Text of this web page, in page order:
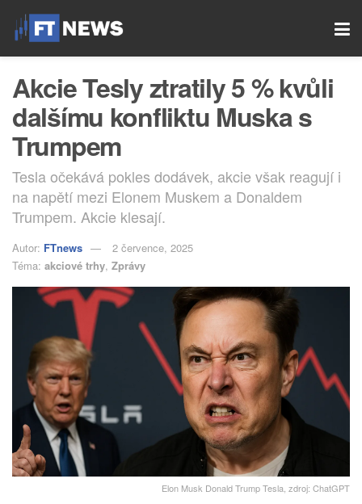
Akcie Tesly ztratily 5 % kvůli
dalšímu konfliktu Muska s
Trumpem
Tesla očekává pokles dodávek, akcie však reagují i
na napětí mezi Elonem Muskem a Donaldem
Trumpem. Akcie klesají.
Autor: FTnews
2 července, 2025
Téma: akciové trhy, Zprávy
Elon Musk Donald Trump Tesla, zdroj: ChatGPT